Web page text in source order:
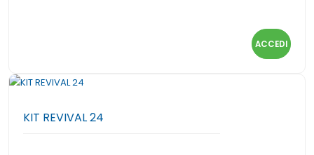
ACCEDI
KIT REVIVAL 24